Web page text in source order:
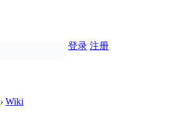
登录 注册
› Wiki